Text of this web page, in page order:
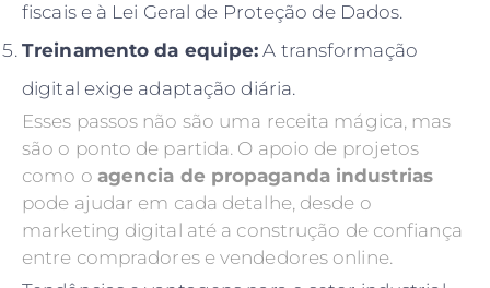
fiscais e à Lei Geral de Proteção de Dados.
Treinamento da equipe: A transformação
digital exige adaptação diária.
Esses passos não são uma receita mágica, mas
são o ponto de partida. O apoio de projetos
como o agencia de propaganda industrias
pode ajudar em cada detalhe, desde o
marketing digital até a construção de confiança
entre compradores e vendedores online.